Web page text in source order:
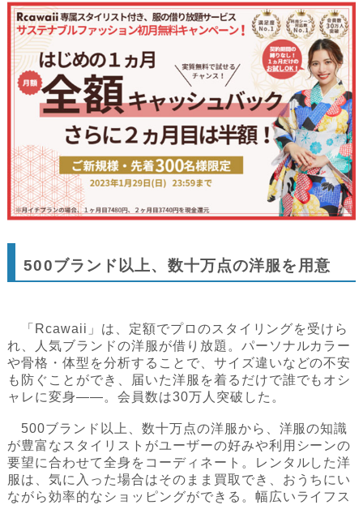
500ブランド以上、数十万点の洋服を用意
「Rcawaii」は、定額でプロのスタイリングを受けら
れ、人気ブランドの洋服が借り放題。パーソナルカラー
や骨格・体型を分析することで、サイズ違いなどの不安
も防ぐことができ、届いた洋服を着るだけで誰でもオシ
ャレに変身――。会員数は30万人突破した。
500ブランド以上、数十万点の洋服から、洋服の知識
が豊富なスタイリストがユーザーの好みや利用シーンの
要望に合わせて全身をコーディネート。レンタルした洋
服は、気に入った場合はそのまま買取でき、おうちにい
ながら効率的なショッピングができる。幅広いライフス